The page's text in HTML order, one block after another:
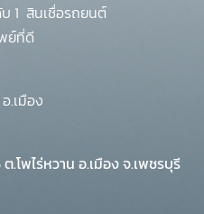
1 สินเชื่อรถยนต์
ย์ที่ดี
.เมือง
.โพไร่หวาน อ.เมือง จ.เพชรบุรี